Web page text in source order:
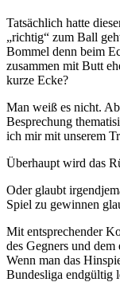
Tatsächlich hatte
„richtig“ zum Ball
Bommel denn beim
zusammen mit Butt
kurze Ecke?
Man weiß es nicht.
Besprechung
ich mir mit unserem
Überhaupt wird das
Oder glaubt
Spiel zu gewinnen
Mit entsprechender
des Gegners und
Wenn man das
Bundesliga endgültig